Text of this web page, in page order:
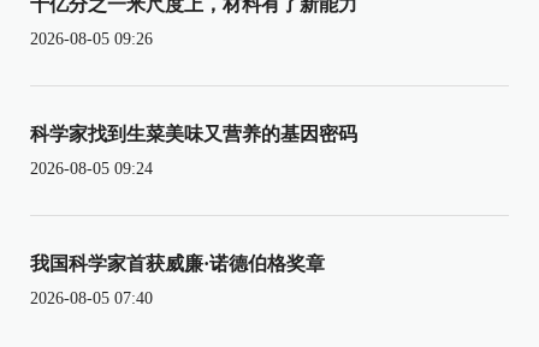
2026-08-05 09:26
科学家找到生菜美味又营养的基因密码
2026-08-05 09:24
我国科学家首获威廉·诺德伯格奖章
2026-08-05 07:40